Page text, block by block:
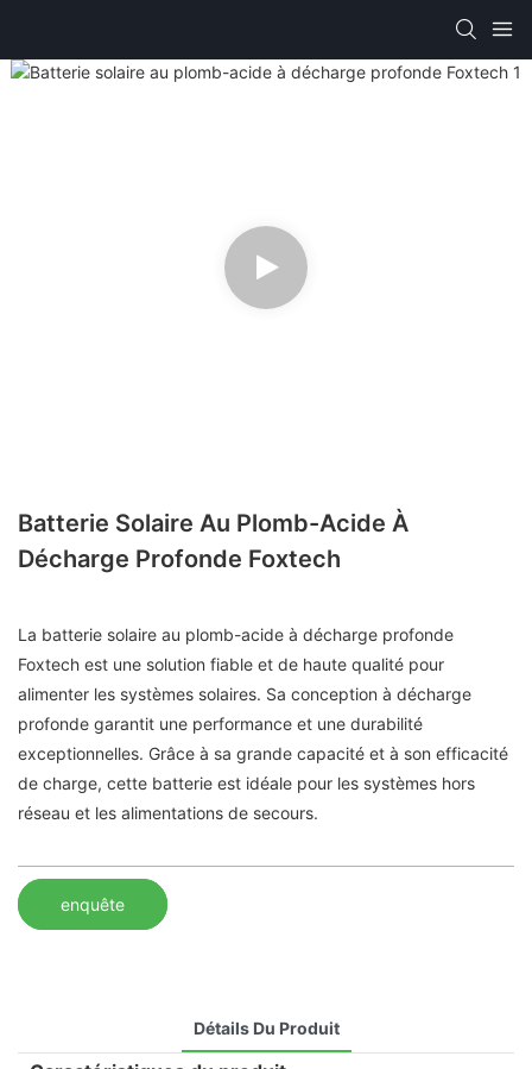
Batterie Solaire Au Plomb-Acide À
Décharge Profonde Foxtech
La batterie solaire au plomb-acide à décharge profonde
Foxtech est une solution fiable et de haute qualité pour
alimenter les systèmes solaires. Sa conception à décharge
profonde garantit une performance et une durabilité
exceptionnelles. Grâce à sa grande capacité et à son efficacité
de charge, cette batterie est idéale pour les systèmes hors
réseau et les alimentations de secours.
enquête
Détails Du Produit